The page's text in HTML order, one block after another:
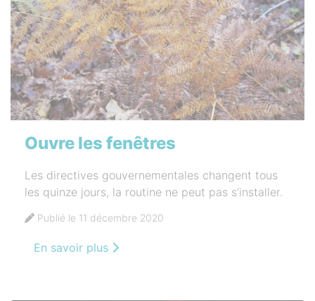
Ouvre les fenêtres
Les directives gouvernementales changent tous
les quinze jours, la routine ne peut pas s’installer.
Publié le 11 décembre 2020
En savoir plus